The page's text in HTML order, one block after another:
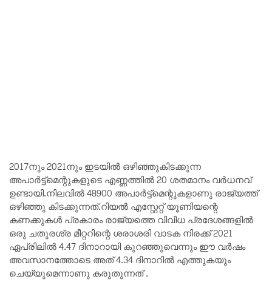
2017നും 2021നും ഇടയിൽ ഒഴിഞ്ഞുകിടക്കുന്ന
അപാർട്ട്മെന്റുകളുടെ എണ്ണത്തിൽ 20 ശതമാനം വർധനവ്‌
ഉണ്ടായി.നിലവിൽ 48900 അപാർട്ട്മെന്റുകളാണു രാജ്യത്ത്
ഒഴിഞ്ഞു കിടക്കുന്നത്‌.റിയൽ എസ്റ്റേറ്റ് യൂണിയന്റെ
കണക്കുകൾ പ്രകാരം രാജ്യത്തെ വിവിധ പ്രദേശങ്ങളിൽ
ഒരു ചതുരശ്ര മീറ്ററിന്റെ ശരാശരി വാടക നിരക്ക്‌ 2021
ഏപ്രിലിൽ 4.47 ദിനാറായി കുറഞ്ഞുവെന്നും ഈ വർഷം
അവസാനത്തോടെ അത്‌ 4.34 ദിനാറിൽ എത്തുകയും
ചെയ്യുമെന്നാണു കരുതുന്നത് .